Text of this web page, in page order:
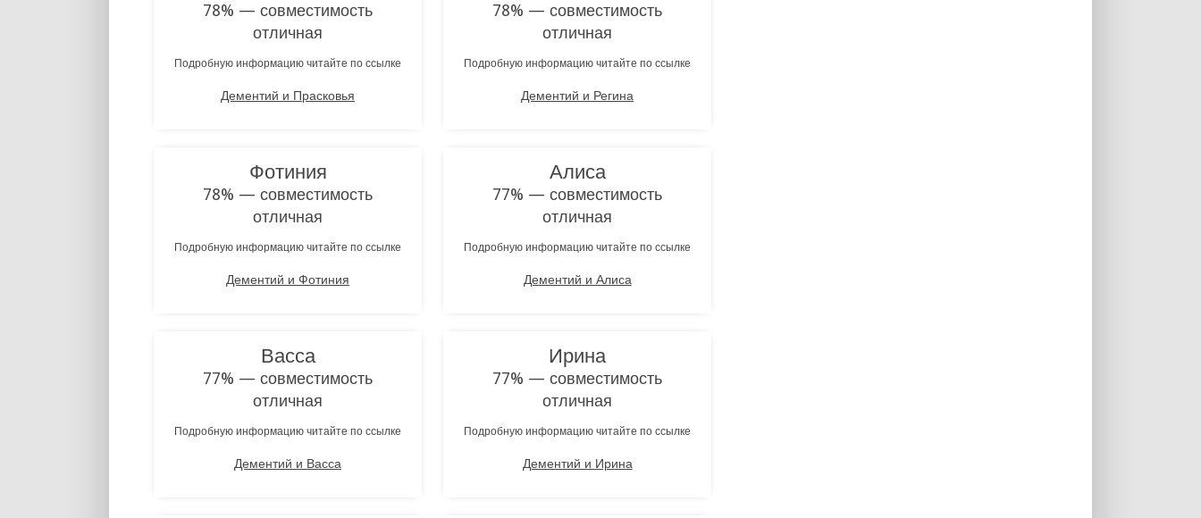
78% — совместимость
отличная
Подробную информацию читайте по ссылке
Дементий и Прасковья
78% — совместимость
отличная
Подробную информацию читайте по ссылке
Дементий и Регина
Фотиния
78% — совместимость
отличная
Подробную информацию читайте по ссылке
Дементий и Фотиния
Алиса
77% — совместимость
отличная
Подробную информацию читайте по ссылке
Дементий и Алиса
Васса
77% — совместимость
отличная
Подробную информацию читайте по ссылке
Дементий и Васса
Ирина
77% — совместимость
отличная
Подробную информацию читайте по ссылке
Дементий и Ирина